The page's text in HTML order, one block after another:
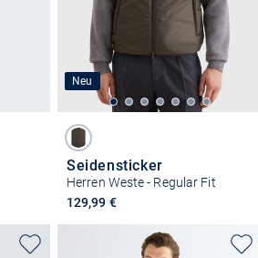
Neu
Seidensticker
Herren Weste - Regular Fit
129,99 €